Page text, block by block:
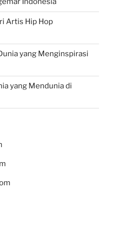
Artis Hip Hop
yang Menginspirasi
yang Mendunia di